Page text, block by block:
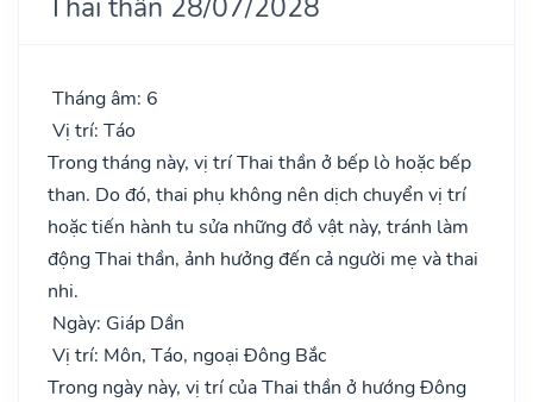
Tháng âm: 6
Vị trí: Táo
Trong tháng này, vị trí Thai thần ở bếp lò hoặc bếp
than. Do đó, thai phụ không nên dịch chuyển vị trí
hoặc tiến hành tu sửa những đồ vật này, tránh làm
động Thai thần, ảnh hưởng đến cả người mẹ và thai
nhi.
Ngày: Giáp Dần
Vị trí: Môn, Táo, ngoại Đông Bắc
Trong ngày này, vị trí của Thai thần ở hướng Đông